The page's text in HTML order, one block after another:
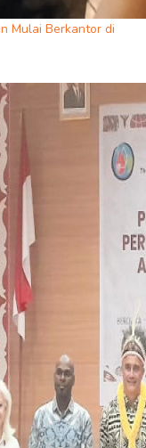
Mulai Berkantor di